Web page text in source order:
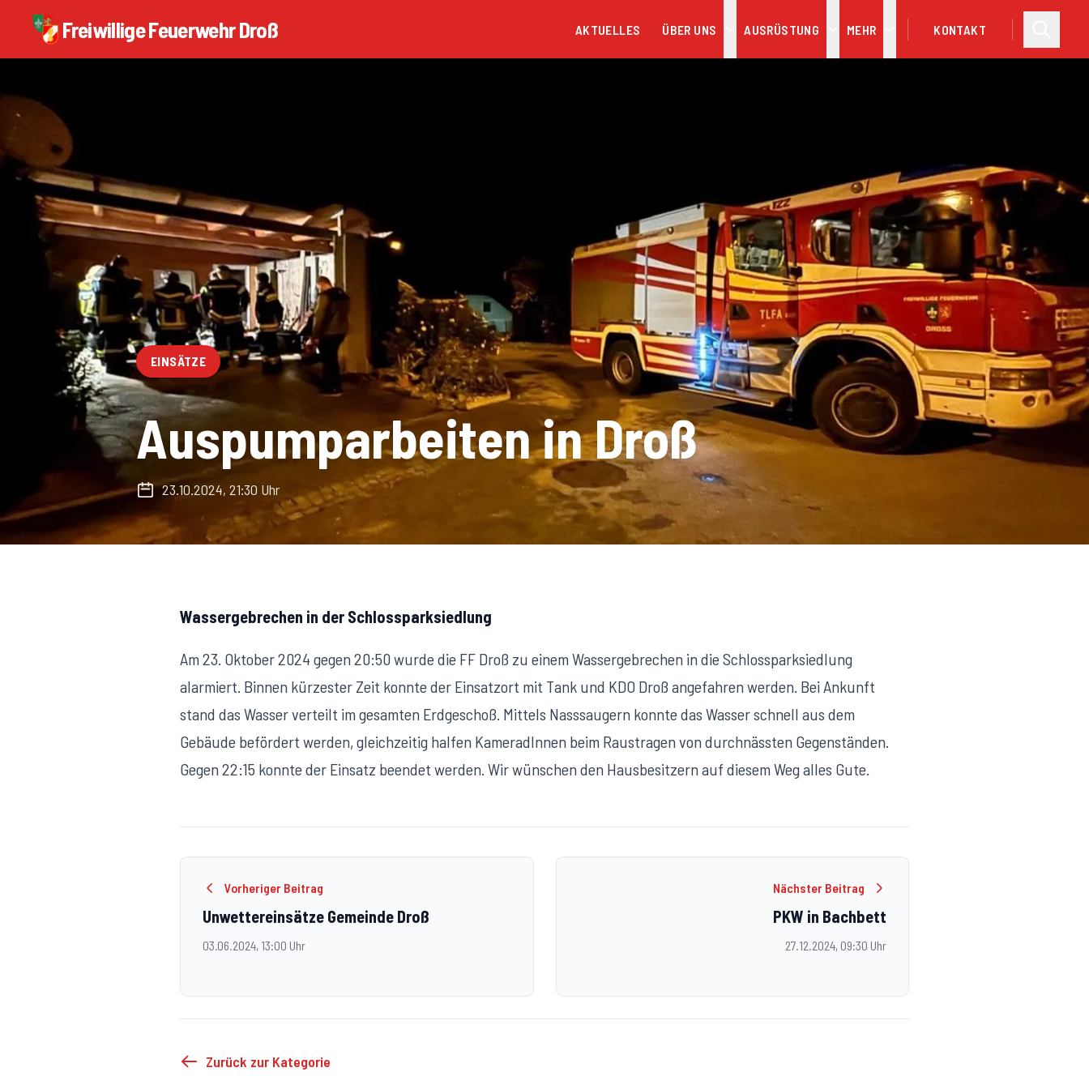
Freiwillige Feuerwehr Droß AKTUELLES ÜBER UNS AUSRÜSTUNG MEHR KONTAKT
EINSÄTZE
Auspumparbeiten in Droß
23.10.2024, 21:30 Uhr
Wassergebrechen in der Schlossparksiedlung
Am 23. Oktober 2024 gegen 20:50 wurde die FF Droß zu einem Wassergebrechen in die Schlossparksiedlung
alarmiert. Binnen kürzester Zeit konnte der Einsatzort mit Tank und KDO Droß angefahren werden. Bei Ankunft
stand das Wasser verteilt im gesamten Erdgeschoß. Mittels Nasssaugern konnte das Wasser schnell aus dem
Gebäude befördert werden, gleichzeitig halfen KameradInnen beim Raustragen von durchnässten Gegenständen.
Gegen 22:15 konnte der Einsatz beendet werden. Wir wünschen den Hausbesitzern auf diesem Weg alles Gute.
Vorheriger Beitrag
Unwettereinsätze Gemeinde Droß
03.06.2024, 13:00 Uhr
Nächster Beitrag
PKW in Bachbett
27.12.2024, 09:30 Uhr
Zurück zur Kategorie